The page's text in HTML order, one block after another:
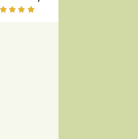
oběd s typicky